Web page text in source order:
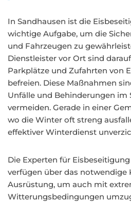
In Sandhausen ist die
wichtige Aufgabe, um die
und Fahrzeugen zu
Dienstleister vor Ort sind
Parkplätze und Zufahrten von
befreien. Diese Maßnahmen
Unfälle und Behinderungen im
vermeiden. Gerade in einer
wo die Winter oft streng
effektiver Winterdienst
Die Experten für
verfügen über das notwendige
Ausrüstung, um auch mit
Witterungsbedingungen